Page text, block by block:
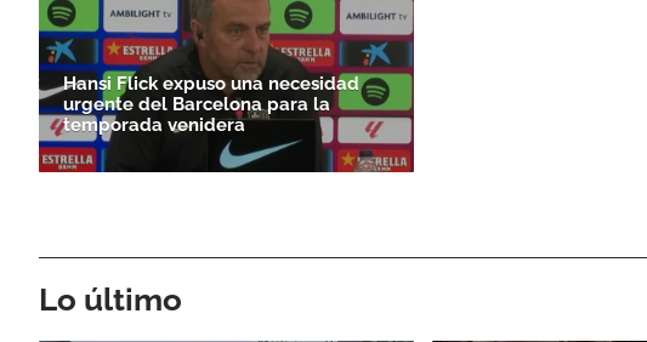
Hansi Flick expuso una necesidad
urgente del Barcelona para la
temporada venidera
Lo último